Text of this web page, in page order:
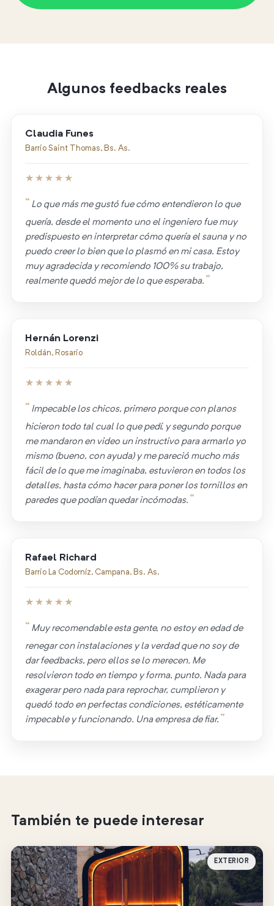
Algunos feedbacks reales
Claudia Funes
Barrio Saint Thomas, Bs. As.
★★★★★
Lo que más me gustó fue cómo entendieron lo que
quería, desde el momento uno el ingeniero fue muy
predispuesto en interpretar cómo quería el sauna y no
puedo creer lo bien que lo plasmó en mi casa. Estoy
muy agradecida y recomiendo 100% su trabajo,
realmente quedó mejor de lo que esperaba.
Hernán Lorenzi
Roldán, Rosario
★★★★★
Impecable los chicos, primero porque con planos
hicieron todo tal cual lo que pedí, y segundo porque
me mandaron en video un instructivo para armarlo yo
mismo (bueno, con ayuda) y me pareció mucho más
fácil de lo que me imaginaba, estuvieron en todos los
detalles, hasta cómo hacer para poner los tornillos en
paredes que podían quedar incómodas.
Rafael Richard
Barrio La Codorníz, Campana, Bs. As.
★★★★★
Muy recomendable esta gente, no estoy en edad de
renegar con instalaciones y la verdad que no soy de
dar feedbacks, pero ellos se lo merecen. Me
resolvieron todo en tiempo y forma, punto. Nada para
exagerar pero nada para reprochar, cumplieron y
quedó todo en perfectas condiciones, estéticamente
impecable y funcionando. Una empresa de fiar.
También te puede interesar
EXTERIOR